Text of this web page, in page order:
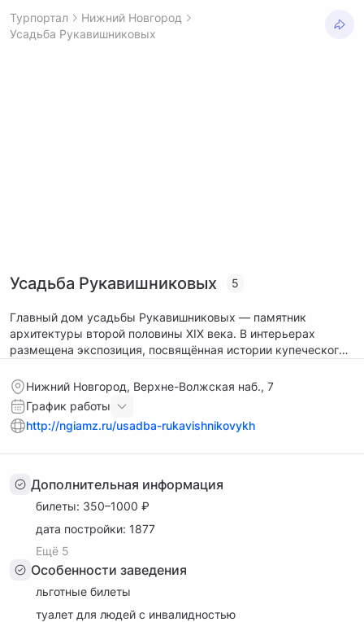
Турпортал
Нижний Новгород
Усадьба Рукавишниковых
Усадьба Рукавишниковых 5
Главный дом усадьбы Рукавишниковых — памятник
архитектуры второй половины XIX века. В интерьерах
размещена экспозиция, посвящённая истории купеческого
посетителей ежедневно с 10:00 до 18:00. Находится на
Верхне-Волжской набережной, 7.
Нижний Новгород, Верхне-Волжская наб., 7
График работы
http://ngiamz.ru/usadba-rukavishnikovykh
Дополнительная информация
билеты: 350–1000 ₽
дата постройки: 1877
Ещё 5
Особенности заведения
льготные билеты
туалет для людей с инвалидностью